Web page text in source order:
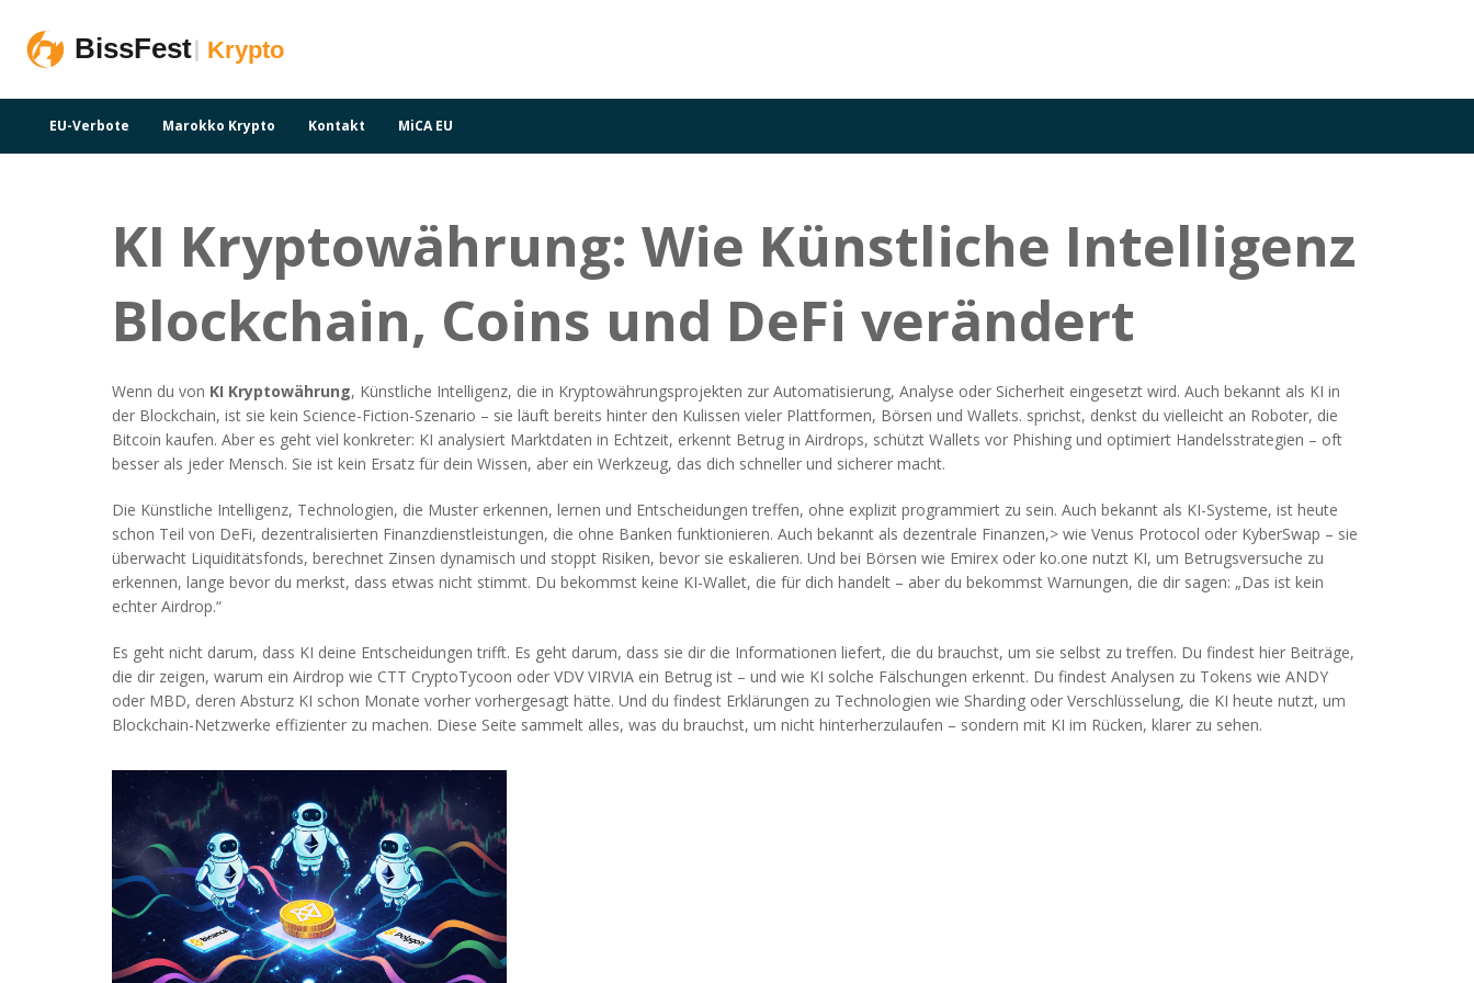
EU-Verbote Marokko Krypto Kontakt MiCA EU
KI Kryptowährung: Wie Künstliche Intelligenz
Blockchain, Coins und DeFi verändert
Wenn du von KI Kryptowährung, Künstliche Intelligenz, die in Kryptowährungsprojekten zur Automatisierung, Analyse oder Sicherheit eingesetzt wird. Auch bekannt als KI in
der Blockchain, ist sie kein Science-Fiction-Szenario – sie läuft bereits hinter den Kulissen vieler Plattformen, Börsen und Wallets. sprichst, denkst du vielleicht an Roboter, die
Bitcoin kaufen. Aber es geht viel konkreter: KI analysiert Marktdaten in Echtzeit, erkennt Betrug in Airdrops, schützt Wallets vor Phishing und optimiert Handelsstrategien – oft
besser als jeder Mensch. Sie ist kein Ersatz für dein Wissen, aber ein Werkzeug, das dich schneller und sicherer macht.
Die Künstliche Intelligenz, Technologien, die Muster erkennen, lernen und Entscheidungen treffen, ohne explizit programmiert zu sein. Auch bekannt als KI-Systeme, ist heute
schon Teil von DeFi, dezentralisierten Finanzdienstleistungen, die ohne Banken funktionieren. Auch bekannt als dezentrale Finanzen,> wie Venus Protocol oder KyberSwap – sie
überwacht Liquiditätsfonds, berechnet Zinsen dynamisch und stoppt Risiken, bevor sie eskalieren. Und bei Börsen wie Emirex oder ko.one nutzt KI, um Betrugsversuche zu
erkennen, lange bevor du merkst, dass etwas nicht stimmt. Du bekommst keine KI-Wallet, die für dich handelt – aber du bekommst Warnungen, die dir sagen: „Das ist kein
echter Airdrop.“
Es geht nicht darum, dass KI deine Entscheidungen trifft. Es geht darum, dass sie dir die Informationen liefert, die du brauchst, um sie selbst zu treffen. Du findest hier Beiträge,
die dir zeigen, warum ein Airdrop wie CTT CryptoTycoon oder VDV VIRVIA ein Betrug ist – und wie KI solche Fälschungen erkennt. Du findest Analysen zu Tokens wie ANDY
oder MBD, deren Absturz KI schon Monate vorher vorhergesagt hätte. Und du findest Erklärungen zu Technologien wie Sharding oder Verschlüsselung, die KI heute nutzt, um
Blockchain-Netzwerke effizienter zu machen. Diese Seite sammelt alles, was du brauchst, um nicht hinterherzulaufen – sondern mit KI im Rücken, klarer zu sehen.